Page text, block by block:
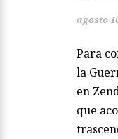
agosto
Para
la
en
que